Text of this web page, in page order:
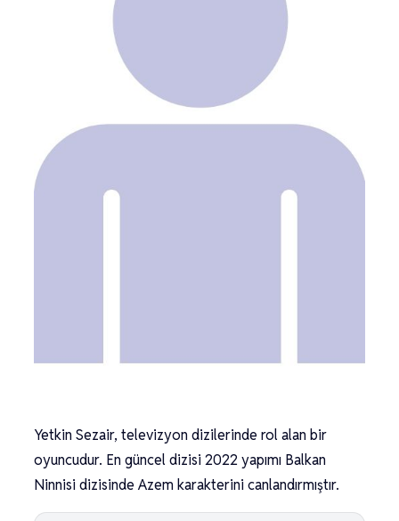
Yetkin Sezair, televizyon dizilerinde rol alan bir
oyuncudur. En güncel dizisi 2022 yapımı Balkan
Ninnisi dizisinde Azem karakterini canlandırmıştır.